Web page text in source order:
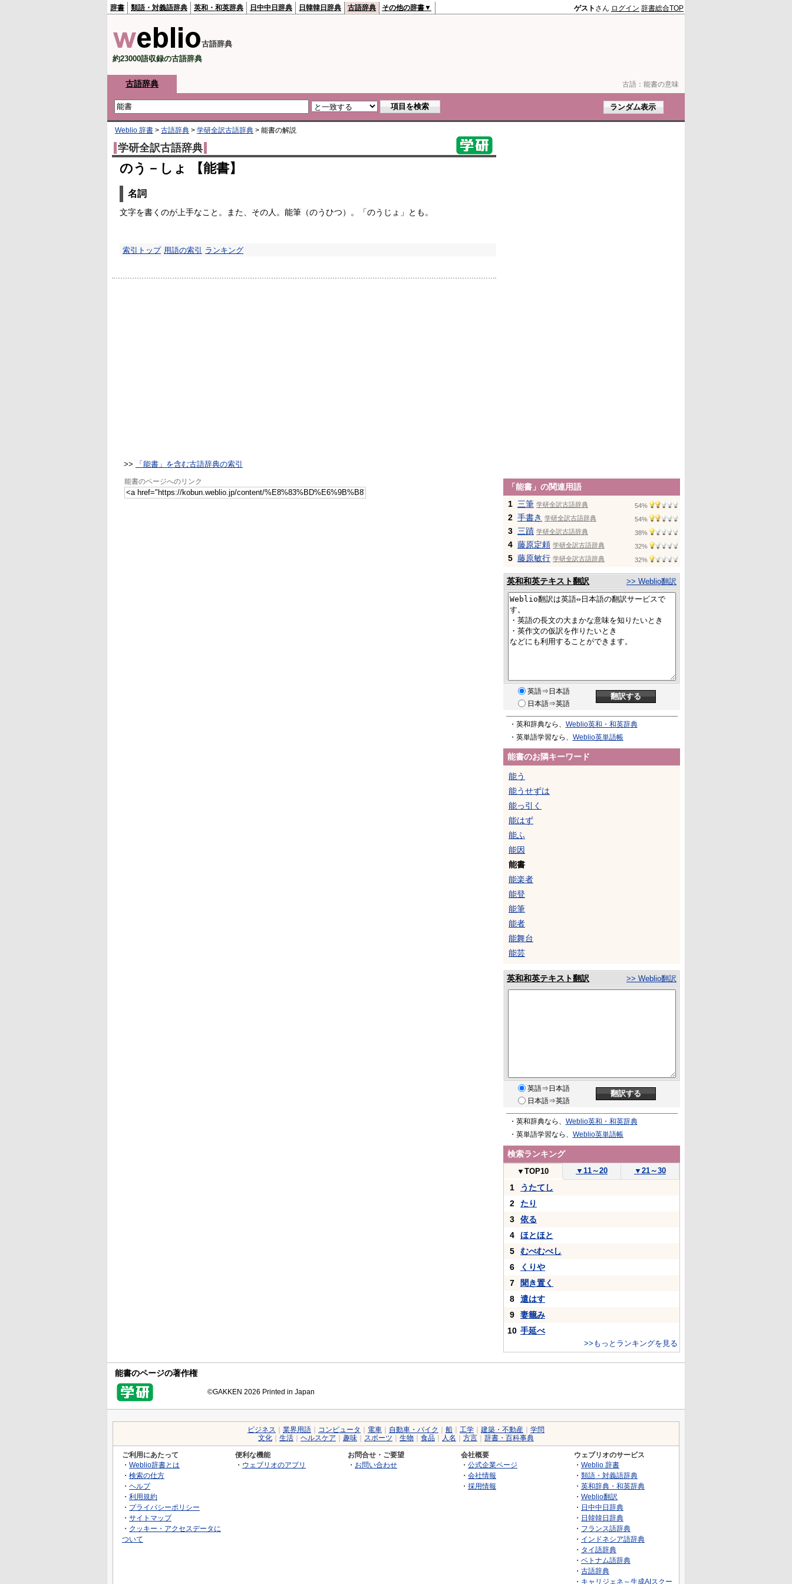
古語： 能書の意味
辞書 類語・対義語辞典 英和・和英辞典 日中中日辞典 日韓韓日辞典 古語辞典 その他の辞書▼ ゲスト さん ログイン 辞書総合TOP
古語辞典
約23000語収録の古語辞典
古語辞典
Weblio 辞書 > 古語辞典 > 学研全訳古語辞典 > 能書の解説
学研全訳古語辞典
のう－しょ 【能書】
名詞
文字を書くのが上手なこと。また、その人。能筆（のうひつ）。「のうじょ」とも。
索引トップ 用語の索引 ランキング
>> 「能書」を含む古語辞典の索引
能書のページへのリンク
「能書」の関連用語
1 三筆 学研全訳古語辞典 54%
2 手書き 学研全訳古語辞典 54%
3 三蹟 学研全訳古語辞典 38%
4 藤原定頼 学研全訳古語辞典 32%
5 藤原敏行 学研全訳古語辞典 32%
英和和英テキスト翻訳 >> Weblio翻訳
英語⇒日本語
日本語⇒英語
・英和辞典なら、 Weblio英和・和英辞典
・英単語学習なら、 Weblio英単語帳
能書のお隣キーワード
能う
能うせずは
能っ引く
能はず
能ふ
能因
能書
能楽者
能登
能筆
能者
能舞台
能芸
英和和英テキスト翻訳 >> Weblio翻訳
英語⇒日本語
日本語⇒英語
・英和辞典なら、 Weblio英和・和英辞典
・英単語学習なら、 Weblio英単語帳
検索ランキング
▼ TOP10 ▼ 11～20 ▼ 21～30
1
うたてし
2
たり
3
依る
4
ほとほと
5
むべむべし
6
くりや
7
聞き置く
8
遣はす
9
妻籠み
10 手延べ
>>もっとランキングを見る
能書のページの著作権
©GAKKEN 2026 Printed in Japan
ビジネス 業界用語 コンピュータ 電車 自動車・バイク 船 工学 建築・不動産
学問
文化
生活 ヘルスケア 趣味 スポーツ 生物 食品 人名 方言 辞書・百科事典
ご利用にあたって
・ Weblio辞書とは
・ 検索の仕方
・ ヘルプ
・ 利用規約
・ プライバシーポリシー
・ サイトマップ
・ クッキー・アクセスデータに
ついて
便利な機能
・ ウェブリオのアプリ
お問合せ・ご要望
・ お問い合わせ
会社概要
・ 公式企業ページ
・ 会社情報
・ 採用情報
ウェブリオのサービス
・ Weblio 辞書
・ 類語・対義語辞典
・ 英和辞典・和英辞典
・ Weblio翻訳
・ 日中中日辞典
・ 日韓韓日辞典
・ フランス語辞典
・ インドネシア語辞典
・ タイ語辞典
・ ベトナム語辞典
・ 古語辞典
・ キャリジェネ～生成AIスクー